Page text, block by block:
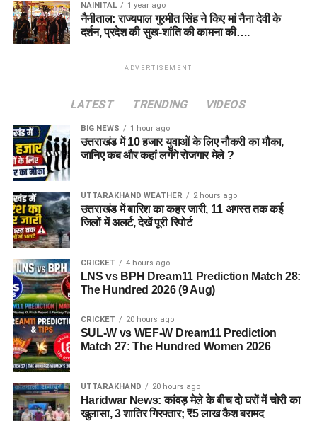
NAINITAL 1 year ago
नैनीताल: राज्यपाल गुरमीत सिंह ने किए मां नैना देवी के
दर्शन, प्रदेश की सुख-शांति की कामना की….
ADVERTISEMENT
LATEST TRENDING VIDEOS
BIG NEWS 1 hour ago
उत्तराखंड में 10 हजार युवाओं के लिए नौकरी का मौका,
जानिए कब और कहां लगेंगे रोजगार मेले ?
UTTARAKHAND WEATHER 2 hours ago
उत्तराखंड में बारिश का कहर जारी, 11 अगस्त तक कई
जिलों में अलर्ट, देखें पूरी रिपोर्ट
CRICKET 4 hours ago
LNS vs BPH Dream11 Prediction Match 28:
The Hundred 2026 (9 Aug)
CRICKET 20 hours ago
SUL-W vs WEF-W Dream11 Prediction
Match 27: The Hundred Women 2026
UTTARAKHAND 20 hours ago
Haridwar News: कांवड़ मेले के बीच दो घरों में चोरी का
खुलासा, 3 शातिर गिरफ्तार; ₹5 लाख कैश बरामद